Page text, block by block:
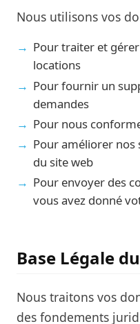
Nous utilisons vos
Pour traiter et
locations
Pour fournir un
demandes
Pour nous
Pour améliorer nos
du site web
Pour envoyer des
vous avez donné
Base Légale
Nous traitons vos
des fondements